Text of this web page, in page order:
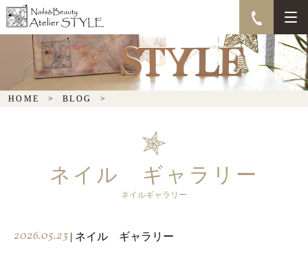
HOME BLOG
ネイル ギャラリー
ネイルギャラリー
2026.05.23| ネイル ギャラリー